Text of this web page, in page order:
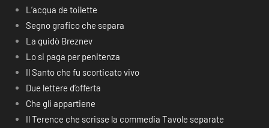
L’acqua de toilette
Segno grafico che separa
La guidò Breznev
Lo si paga per penitenza
Il Santo che fu scorticato vivo
Due lettere d’offerta
Che gli appartiene
Il Terence che scrisse la commedia Tavole separate